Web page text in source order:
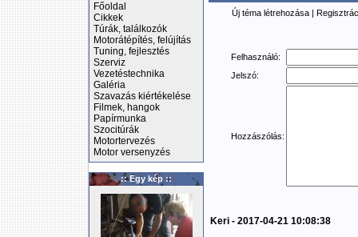
Főoldal
Cikkek
Túrák, találkozók
Motorátépítés, felújítás
Tuning, fejlesztés
Szerviz
Vezetéstechnika
Galéria
Szavazás kiértékelése
Filmek, hangok
Papírmunka
Szocitúrák
Motortervezés
Motor versenyzés
:: Egy kép ::
Új téma létrehozása |
Felhasználó:
Jelszó:
Hozzászólás:
Keri - 2017-04-21 10:08:38